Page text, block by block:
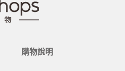
購物說明